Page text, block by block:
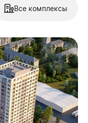
Все комплексы